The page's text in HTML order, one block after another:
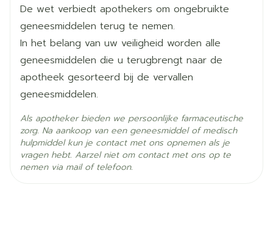
Pijnstillers zoals buprenorphine, tramadol,
pethidine.
Geneesmiddelen die triptanen genoemd worden,
zoals sumatriptan (om migraine te behandelen).
Andere antidepressiva met inbegrip van andere
SSRI's en tricyclische antidepressiva zoals
clomipramine, nortriptyline en desipramine.
Een voedingssupplement dat tryptofaan heet.
Geneesmiddelen zoals lithium, risperidon,
perfenazine, clozapine (antipsychotica genoemd).
Fentanyl, gebruikt bij algemene anesthesie of om
chronische pijn te behandelen.
Een combinatie van fosamprenavir en ritonavir
van 10 mg
Max. 50 mg /dag
Inname 1 x daags ('s morgens) tijdens de maaltijd
Het tablet doorslikken zonder kauwen
Actieve
Ingrediënten
paroxetine hydrochloride
Behoud
Kamertemperatuur (15°C -
25°C)
De wet verbiedt apothekers om ongebruikte
geneesmiddelen terug te nemen.
In het belang van uw veiligheid worden alle
geneesmiddelen die u terugbrengt naar de
apotheek gesorteerd bij de vervallen
geneesmiddelen.
Als apotheker bieden we persoonlijke farmaceutische
zorg. Na aankoop van een geneesmiddel of medisch
hulpmiddel kun je contact met ons opnemen als je
vragen hebt. Aarzel niet om contact met ons op te
nemen via mail of telefoon.